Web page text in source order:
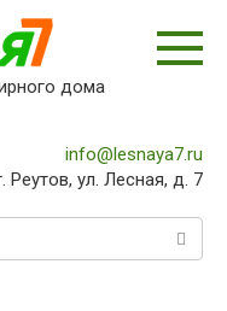
дома
info@lesnaya7.ru
Реутов, ул. Лесная, д. 7